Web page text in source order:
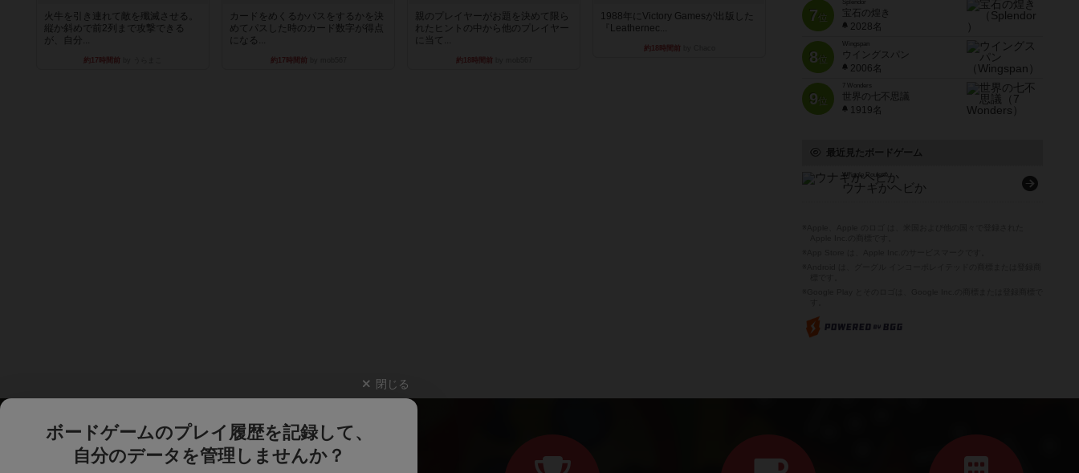
火牛を引き連れて敵を殲滅させる。
縦か斜めで前2列まで攻撃できる
が、自分...
約17時間前
カードをめくるかパスをするかを決
めてパスした時のカード数字が得点
になる...
約17時間前
親のプレイヤーがお題を決めて限ら
れたヒントの中から他のプレイヤー
に当て...
約18時間前
1988年にVictory Gamesが出版した
『Leathernec...
約18時間前
7位
宝石の煌き
2028名
8位
Wingspan
ウイングスパン
2006名
9位
7 Wonders
世界の七不思議
1919名
最近見たボードゲーム
Wriggle Roulette
ウナギかヘビか
閉じる
ボードゲームのプレイ履歴を記録して、
自分のデータを管理しませんか？